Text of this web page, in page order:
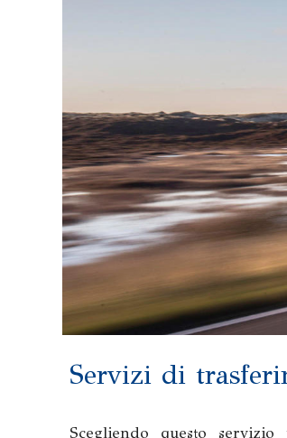
Servizi di
Scegliendo questo